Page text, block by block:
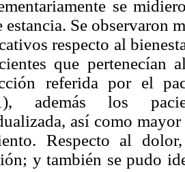
se
estancia. Se observaron
respecto al
que pertenecían
referida por el
además los
así como
Respecto al
y también se pudo